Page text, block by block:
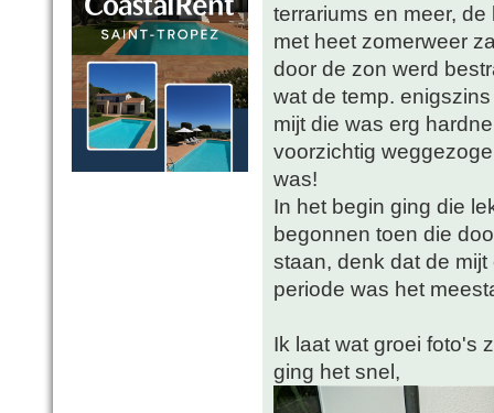
terrariums en meer,
met heet zomerweer
door de zon werd
wat de temp.
mijt die was erg
voorzichtig
was!
In het begin ging die
begonnen toen die
staan, denk dat de
periode was het
Ik laat wat groei foto's
ging het snel,